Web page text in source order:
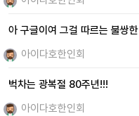
아 구글이여 그걸 따르는 불쌍
아이다호한인회
벅차는 광복절 80주년!!!
아이다호한인회